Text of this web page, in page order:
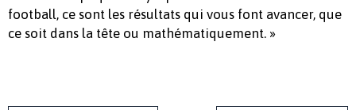
football, ce sont les résultats qui vous font avancer, que
ce soit dans la tête ou mathématiquement. »